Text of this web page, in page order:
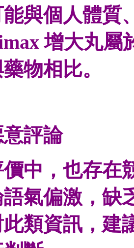
與個人體質
增大丸屬
物相比。
評論
中，也存在
氣偏激，缺
類資訊，建